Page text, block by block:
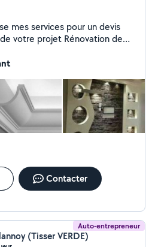
mes services pour un devis
votre projet Rénovation de
type de peinture, papier peint,
Contacter
Auto-entrepreneur
(Tisser VERDE)